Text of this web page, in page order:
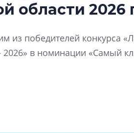
области 2026
из победителей конкурса
в номинации «Самый